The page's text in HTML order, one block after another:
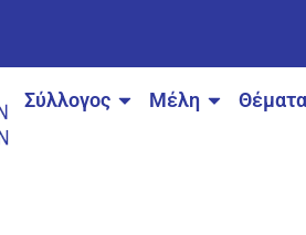
Σύλλογος Μέλη Θέματα